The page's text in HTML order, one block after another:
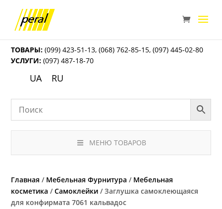
ТОВАРЫ: (099) 423-51-13,(068) 762-85-15,(097) 445-02-80
УСЛУГИ: (097) 487-18-70
UA RU
МЕНЮ ТОВАРОВ
Главная / Мебельная Фурнитура / Мебельная
косметика /Самоклейки / Заглушка самоклеющаяся
для конфирмата 7061 кальвадос